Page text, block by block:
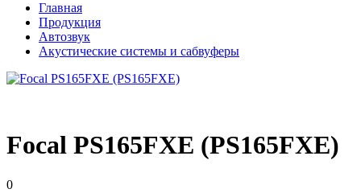
Главная
Продукция
Автозвук
Акустические системы и сабвуферы
Focal PS165FXE (PS165FXE)
0